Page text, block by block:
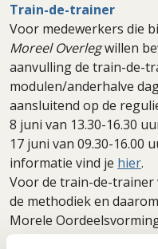
Train-de-trainer
Voor medewerkers die
Moreel Overlegwillen
aanvulling de train-de-
modulen/anderhalve
aansluitend op de
8 juni van 13.30-16.30
17 juni van 09.30-16.00
informatie vind je hier.
Voor de train-de-trainer
de methodiek en
Morele
Business Universiteit of